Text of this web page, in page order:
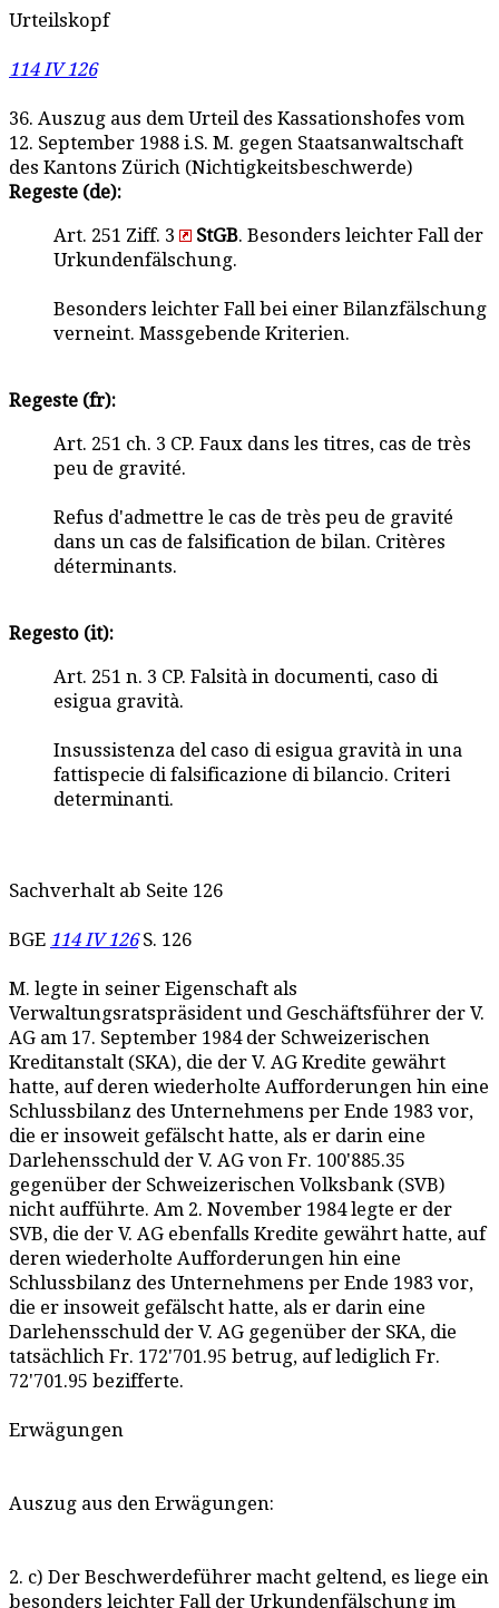
Urteilskopf
114 IV 126
36. Auszug aus dem Urteil des Kassationshofes vom
12. September 1988 i.S. M. gegen Staatsanwaltschaft
des Kantons Zürich (Nichtigkeitsbeschwerde)
Regeste (de):
Art. 251 Ziff. 3 StGB. Besonders leichter Fall der
Urkundenfälschung.
Besonders leichter Fall bei einer Bilanzfälschung
verneint. Massgebende Kriterien.
Regeste (fr):
Art. 251 ch. 3 CP. Faux dans les titres, cas de très
peu de gravité.
Refus d'admettre le cas de très peu de gravité
dans un cas de falsification de bilan. Critères
déterminants.
Regesto (it):
Art. 251 n. 3 CP. Falsità in documenti, caso di
esigua gravità.
Insussistenza del caso di esigua gravità in una
fattispecie di falsificazione di bilancio. Criteri
determinanti.
Sachverhalt ab Seite 126
BGE 114 IV 126S. 126
M. legte in seiner Eigenschaft als
Verwaltungsratspräsident und Geschäftsführer der V.
AG am 17. September 1984 der Schweizerischen
Kreditanstalt (SKA), die der V. AG Kredite gewährt
hatte, auf deren wiederholte Aufforderungen hin eine
Schlussbilanz des Unternehmens per Ende 1983 vor,
die er insoweit gefälscht hatte, als er darin eine
Darlehensschuld der V. AG von Fr. 100'885.35
gegenüber der Schweizerischen Volksbank (SVB)
nicht aufführte. Am 2. November 1984 legte er der
SVB, die der V. AG ebenfalls Kredite gewährt hatte, auf
deren wiederholte Aufforderungen hin eine
Schlussbilanz des Unternehmens per Ende 1983 vor,
die er insoweit gefälscht hatte, als er darin eine
Darlehensschuld der V. AG gegenüber der SKA, die
tatsächlich Fr. 172'701.95 betrug, auf lediglich Fr.
72'701.95 bezifferte.
Erwägungen
Auszug aus den Erwägungen:
2. c) Der Beschwerdeführer macht geltend, es liege ein
besonders leichter Fall der Urkundenfälschung im